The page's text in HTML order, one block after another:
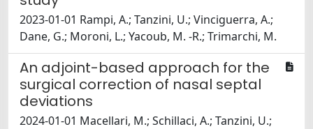
2023-01-01 Rampi, A.; Tanzini, U.; Vinciguerra, A.;
Dane, G.; Moroni, L.; Yacoub, M. -R.; Trimarchi, M.
An adjoint-based approach for the
surgical correction of nasal septal
deviations
2024-01-01 Macellari, M.; Schillaci, A.; Tanzini, U.;